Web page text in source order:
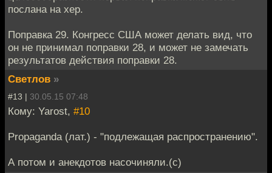
послана на хер.
Поправка 29. Конгресс США может делать вид, что
он не принимал поправки 28, и может не замечать
результатов действия поправки 28.
Светлов »
#13 | 30.05.15 07:48
Кому: Yarost, #10
Propaganda (лат.) - "подлежащая распространению".
А потом и анекдотов насочиняли.(с)